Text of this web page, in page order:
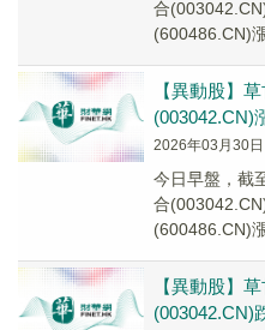
合
(600486.CN)
【異動股】
(003042.CN)
2026年03月30
今日早盤，截
合
(600486.CN)
【異動股】
(003042.CN)